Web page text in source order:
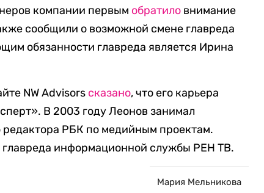
компании первым обратило внимание
сообщили о возможной смене главреда
обязанности главреда является Ирина
NW Advisors сказано, что его карьера
В 2003 году Леонов занимал
редактора РБК по медийным проектам.
главреда информационной службы РЕН ТВ.
Мария Мельникова